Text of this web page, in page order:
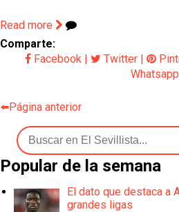
Read more
Comparte:
Facebook | Twitter |
Whatsapp
⬅️Página anterior
Popular de la semana
El dato que destaca a
grandes ligas